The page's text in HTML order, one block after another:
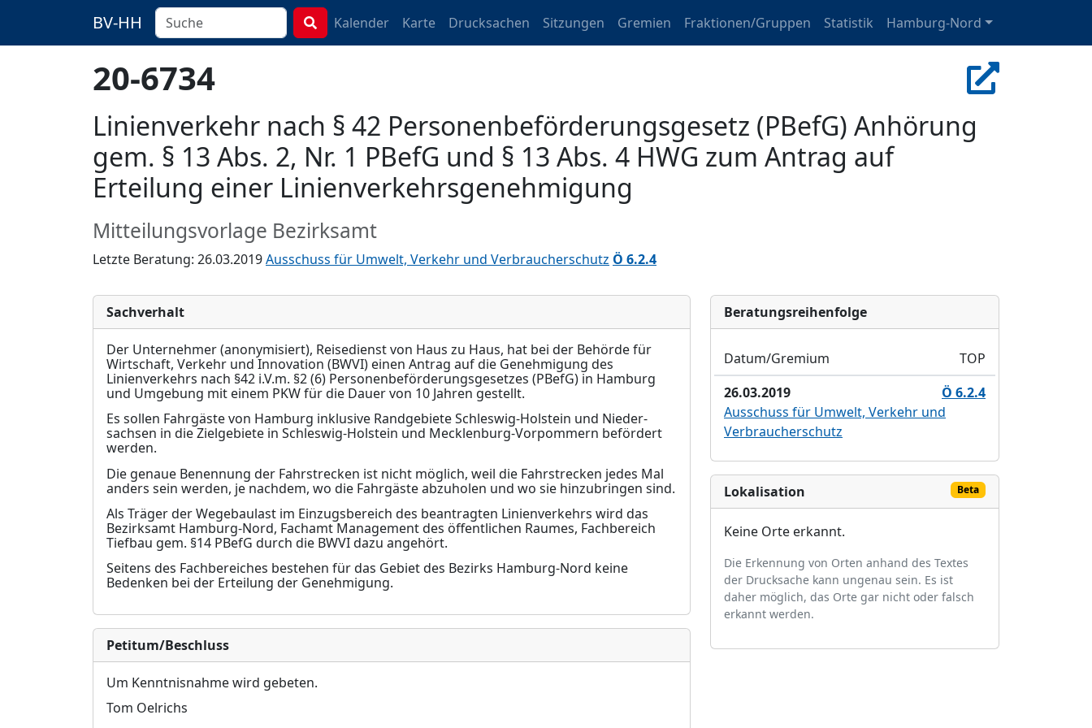
BV-HH Kalender Karte Drucksachen Sitzungen Gremien Fraktionen/Gruppen Statistik Hamburg-Nord
20-6734
Linienverkehr nach § 42 Personenbeförderungsgesetz (PBefG) Anhörung
gem. § 13 Abs. 2, Nr. 1 PBefG und § 13 Abs. 4 HWG zum Antrag auf
Erteilung einer Linienverkehrsgenehmigung
Mitteilungsvorlage Bezirksamt
Letzte Beratung: 26.03.2019Ausschuss für Umwelt, Verkehr und Verbraucherschutz Ö 6.2.4
Sachverhalt
Der Unternehmer (anonymisiert), Reisedienst von Haus zu Haus, hat bei der Behörde für
Wirtschaft, Verkehr und Innovation (BWVI) einen Antrag auf die Genehmigung des
Linienverkehrs nach §42 i.V.m. §2 (6) Personenbeförderungsgesetzes (PBefG) in Hamburg
und Umgebung mit einem PKW für die Dauer von 10 Jahren gestellt.
Es sollen Fahrgäste von Hamburg inklusive Randgebiete Schleswig-Holstein und Nieder-
sachsen in die Zielgebiete in Schleswig-Holstein und Mecklenburg-Vorpommern befördert
werden.
Die genaue Benennung der Fahrstrecken ist nicht möglich, weil die Fahrstrecken jedes Mal
anders sein werden, je nachdem, wo die Fahrgäste abzuholen und wo sie hinzubringen sind.
Als Träger der Wegebaulast im Einzugsbereich des beantragten Linienverkehrs wird das
Bezirksamt Hamburg-Nord, Fachamt Management des öffentlichen Raumes, Fachbereich
Tiefbau gem. §14 PBefG durch die BWVI dazu angehört.
Seitens des Fachbereiches bestehen für das Gebiet des Bezirks Hamburg-Nord keine
Bedenken bei der Erteilung der Genehmigung.
Petitum/Beschluss
Um Kenntnisnahme wird gebeten.
Tom Oelrichs
Bera­tungs­reihen­folge
Datum/Gremium
TOP
26.03.2019
Ö 6.2.4
Ausschuss für Umwelt, Verkehr und
Verbraucherschutz
Lokalisation Beta
Keine Orte erkannt.
Die Erkennung von Orten anhand des Textes
der Drucksache kann ungenau sein. Es ist
daher möglich, das Orte gar nicht oder falsch
erkannt werden.